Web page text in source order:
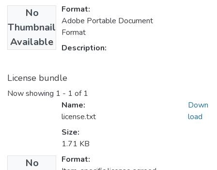
No
Thumbnail
Available
Format:
Adobe Portable Document
Format
Description:
License bundle
Now showing 1 - 1 of 1
No
Name:
license.txt
Size:
1.71 KB
Format:
Down
load